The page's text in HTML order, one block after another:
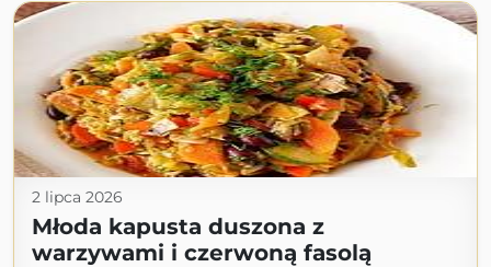
2 lipca 2026
Młoda kapusta duszona z
warzywami i czerwoną fasolą